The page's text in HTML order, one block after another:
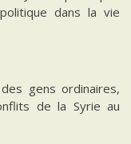
dans la vie
gens ordinaires,
de la Syrie au